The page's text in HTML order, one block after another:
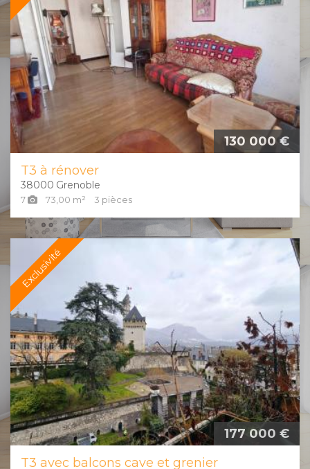
130 000 €
T3 à rénover
Grenoble
38000
7 73,00 m² 3 pièces
Exclusivité
177 000 €
T3 avec balcons cave et grenier